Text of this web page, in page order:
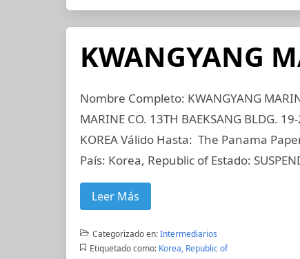
KWANGYANG
Nombre Completo: KWANGYANG
MARINE CO. 13TH BAEKSANG BLDG.
KOREA Válido Hasta: The Panama
País: Korea, Republic of Estado:
Leer Más
Categorizado en:Intermediarios
Etiquetado como: Korea, Republic of